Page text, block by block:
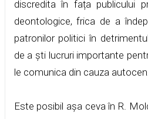
discredita în fața publicului
deontologice, frica de a
patronilor politici în
de a ști lucruri importante
le comunica din cauza
Este posibil așa ceva în R.